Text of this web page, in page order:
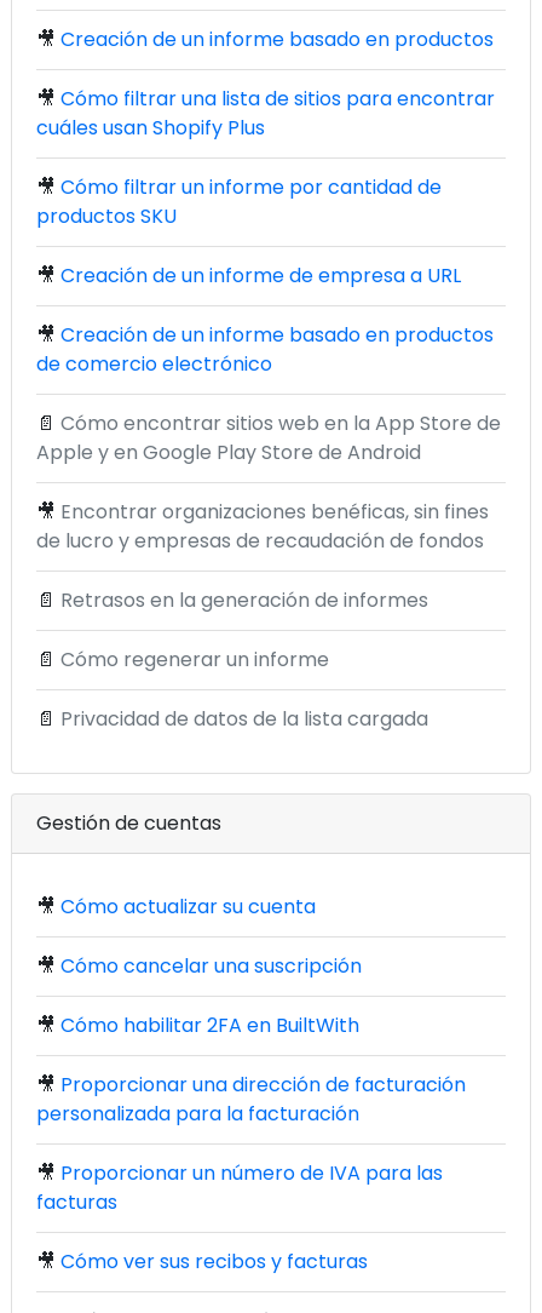
🎥 Creación de un informe basado en productos
🎥 Cómo filtrar una lista de sitios para encontrar
cuáles usan Shopify Plus
🎥 Cómo filtrar un informe por cantidad de
productos SKU
🎥 Creación de un informe de empresa a URL
🎥 Creación de un informe basado en productos
de comercio electrónico
📄 Cómo encontrar sitios web en la App Store de
Apple y en Google Play Store de Android
🎥 Encontrar organizaciones benéficas, sin fines
de lucro y empresas de recaudación de fondos
📄 Retrasos en la generación de informes
📄 Cómo regenerar un informe
📄 Privacidad de datos de la lista cargada
Gestión de cuentas
🎥 Cómo actualizar su cuenta
🎥 Cómo cancelar una suscripción
🎥 Cómo habilitar 2FA en BuiltWith
🎥 Proporcionar una dirección de facturación
personalizada para la facturación
🎥 Proporcionar un número de IVA para las
facturas
🎥 Cómo ver sus recibos y facturas